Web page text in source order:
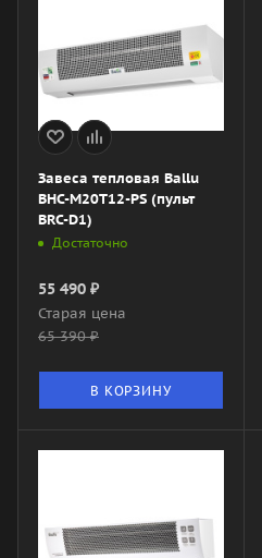
Завеса тепловая Ballu
BHC-M20T12-PS (пульт
BRC-D1)
Достаточно
55 490 ₽
Старая цена
65 390₽
В КОРЗИНУ